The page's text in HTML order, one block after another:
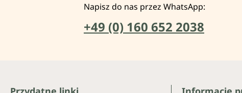
Napisz do nas przez WhatsApp:
+49 (0) 160 652 2038